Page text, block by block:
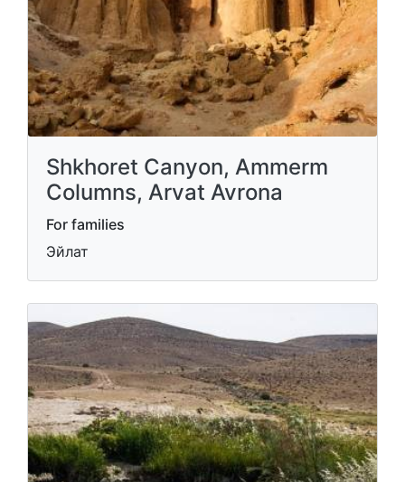
Shkhoret Canyon, Ammerm
Columns, Arvat Avrona
For families
Эйлат